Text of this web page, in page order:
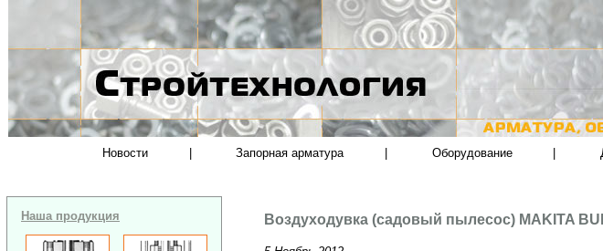
Новости Запорная арматура Оборудование
Наша продукция Воздуходувка (садовый пылесос) MAKITA